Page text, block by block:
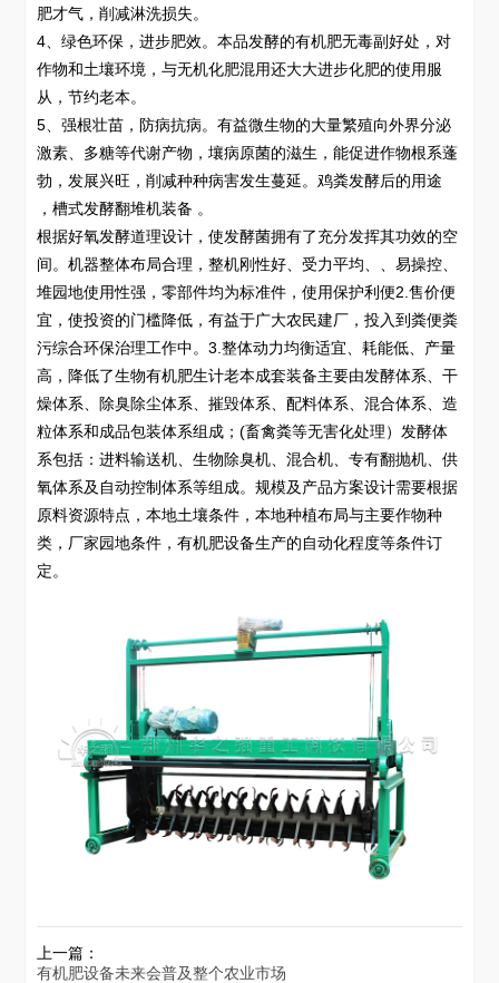
肥才气，削减淋洗损失。
4、绿色环保，进步肥效。本品发酵的有机肥无毒副好处，对
作物和土壤环境，与无机化肥混用还大大进步化肥的使用服
从，节约老本。
5、强根壮苗，防病抗病。有益微生物的大量繁殖向外界分泌
激素、多糖等代谢产物，壤病原菌的滋生，能促进作物根系蓬
勃，发展兴旺，削减种种病害发生蔓延。鸡粪发酵后的用途
，槽式发酵翻堆机装备 。
根据好氧发酵道理设计，使发酵菌拥有了充分发挥其功效的空
间。机器整体布局合理，整机刚性好、受力平均、、易操控、
堆园地使用性强，零部件均为标准件，使用保护利便2.售价便
宜，使投资的门槛降低，有益于广大农民建厂，投入到粪便粪
污综合环保治理工作中。3.整体动力均衡适宜、耗能低、产量
高，降低了生物有机肥生计老本成套装备主要由发酵体系、干
燥体系、除臭除尘体系、摧毁体系、配料体系、混合体系、造
粒体系和成品包装体系组成；(畜禽粪等无害化处理）发酵体
系包括：进料输送机、生物除臭机、混合机、专有翻抛机、供
氧体系及自动控制体系等组成。规模及产品方案设计需要根据
原料资源特点，本地土壤条件，本地种植布局与主要作物种
类，厂家园地条件，有机肥设备生产的自动化程度等条件订
定。
上一篇：
有机肥设备未来会普及整个农业市场